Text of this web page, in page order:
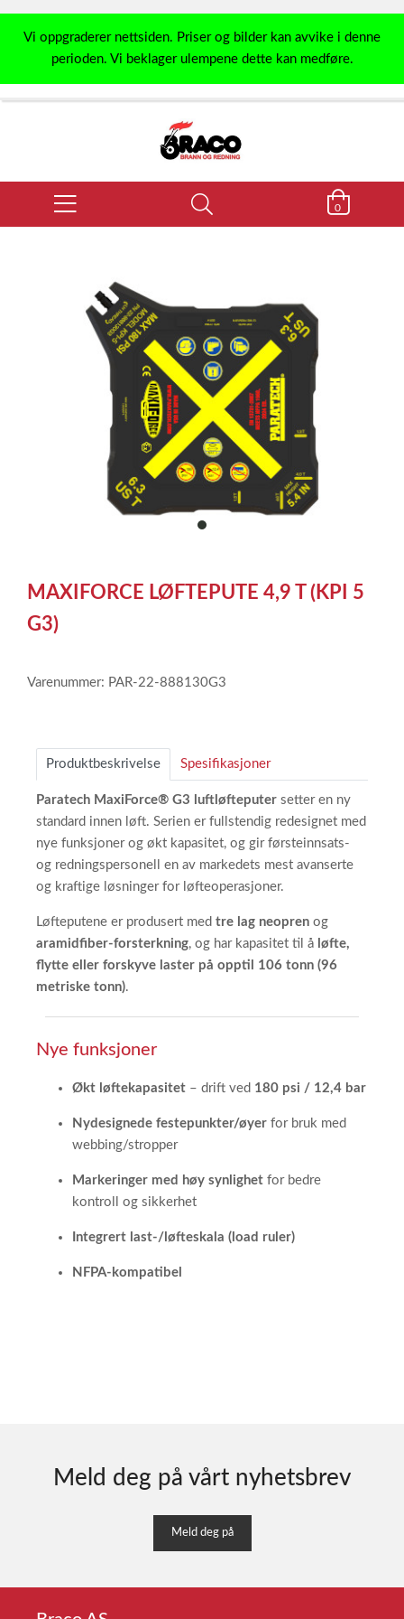
Vi oppgraderer nettsiden. Priser og bilder kan avvike i denne
perioden. Vi beklager ulempene dette kan medføre.
0
item
of
1
MAXIFORCE LØFTEPUTE 4,9 T (KPI 5
G3)
Varenummer: PAR-22-888130G3
Produktbeskrivelse Spesifikasjoner
Paratech MaxiForce® G3 luftløfteputer setter en ny
standard innen løft. Serien er fullstendig redesignet med
nye funksjoner og økt kapasitet, og gir førsteinnsats-
og redningspersonell en av markedets mest avanserte
og kraftige løsninger for løfteoperasjoner.
Løfteputene er produsert med tre lag neopren og
aramidfiber-forsterkning, og har kapasitet til å løfte,
flytte eller forskyve laster på opptil 106 tonn (96
metriske tonn).
Nye funksjoner
Økt løftekapasitet – drift ved 180 psi / 12,4 bar
Nydesignede festepunkter/øyer for bruk med
webbing/stropper
Markeringer med høy synlighet for bedre
kontroll og sikkerhet
Integrert last-/løfteskala (load ruler)
NFPA-kompatibel
Meld deg på vårt nyhetsbrev
Meld deg på